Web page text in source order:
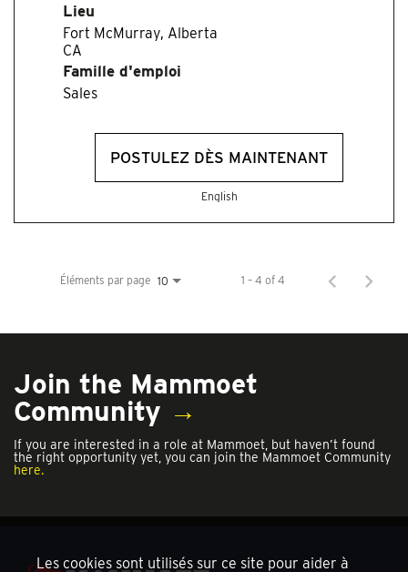
Lieu
Fort McMurray, Alberta
Famille d'emploi
Sales
POSTULEZ DÈS MAINTENANT
English
Éléments par page 10 1 – 4 of 4
Join the Mammoet
Community →
If you are interested in a role at Mammoet, but haven’t found
the right opportunity yet, you can join the Mammoet Community
here.
Les cookies sont utilisés sur ce site pour aider à